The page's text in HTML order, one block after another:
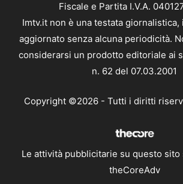
Fiscale e Partita I.V.A.
Imtv.it non è una testata giornalistica,
aggiornato senza alcuna periodicità.
considerarsi un prodotto editoriale ai
n. 62 del 07.03.2001
Copyright ©2026 - Tutti i diritti
Le attività pubblicitarie su questo sito
theCoreAdv